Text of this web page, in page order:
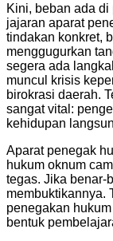
Kini, beban ada
jajaran aparat
tindakan konkret,
menggugurkan
segera ada
muncul krisis
birokrasi daerah.
sangat vital:
kehidupan
Aparat penegak
hukum oknum
tegas. Jika benar-
membuktikannya.
penegakan
bentuk